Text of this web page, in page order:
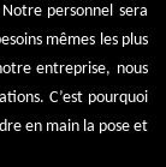
personnel sera
mêmes les plus
entreprise, nous
C’est pourquoi
en main la pose et